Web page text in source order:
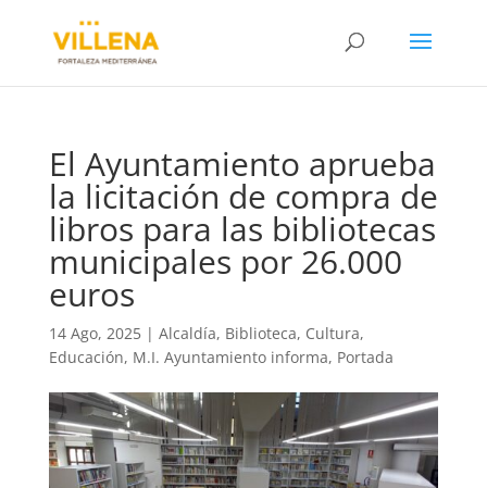
El Ayuntamiento aprueba
la licitación de compra de
libros para las bibliotecas
municipales por 26.000
euros
14 Ago, 2025| Alcaldía, Biblioteca, Cultura,
Educación, M.I. Ayuntamiento informa, Portada